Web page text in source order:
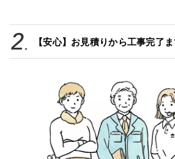
【安心】お見積りから工事完了